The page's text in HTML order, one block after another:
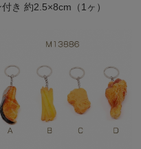
付き 約2.5×8cm（1ヶ）